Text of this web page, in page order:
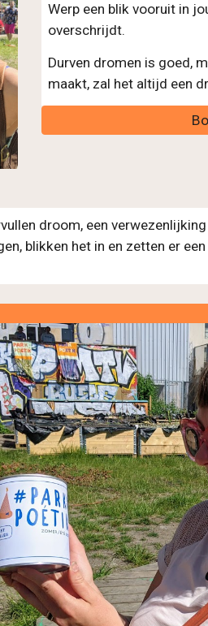
Werp een blik vooruit in
overschrijdt.
Durven dromen is goed,
maakt, zal het altijd een
droom, een
blikken het in en zetten er